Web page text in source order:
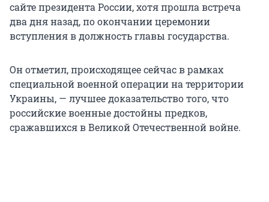
сайте президента России, хотя прошла встреча
два дня назад, по окончании церемонии
вступления в должность главы государства.
Он отметил, происходящее сейчас в рамках
специальной военной операции на территории
Украины, — лучшее доказательство того, что
российские военные достойны предков,
сражавшихся в Великой Отечественной войне.